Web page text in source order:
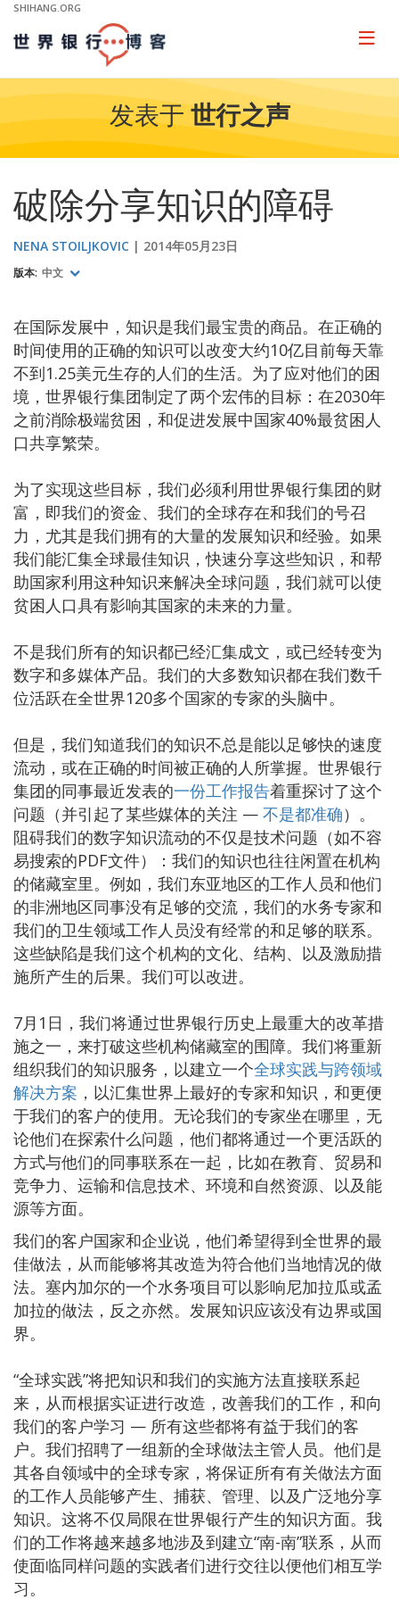
Skip
Main
Navigation
SHIHANG.ORG
Page
发表于 世行之声
破除分享知识的障碍
NENA STOILJKOVIC 2014年05月23日
版本: 中文
在国际发展中，知识是我们最宝贵的商品。在正确的
时间使用的正确的知识可以改变大约10亿目前每天靠
不到1.25美元生存的人们的生活。为了应对他们的困
境，世界银行集团制定了两个宏伟的目标：在2030年
之前消除极端贫困，和促进发展中国家40%最贫困人
口共享繁荣。
为了实现这些目标，我们必须利用世界银行集团的财
富，即我们的资金、我们的全球存在和我们的号召
力，尤其是我们拥有的大量的发展知识和经验。如果
我们能汇集全球最佳知识，快速分享这些知识，和帮
助国家利用这种知识来解决全球问题，我们就可以使
贫困人口具有影响其国家的未来的力量。
不是我们所有的知识都已经汇集成文，或已经转变为
数字和多媒体产品。我们的大多数知识都在我们数千
位活跃在全世界120多个国家的专家的头脑中。
但是，我们知道我们的知识不总是能以足够快的速度
流动，或在正确的时间被正确的人所掌握。世界银行
集团的同事最近发表的一份工作报告着重探讨了这个
问题（并引起了某些媒体的关注 — 不是都准确）。
阻碍我们的数字知识流动的不仅是技术问题（如不容
易搜索的PDF文件）：我们的知识也往往闲置在机构
的储藏室里。例如，我们东亚地区的工作人员和他们
的非洲地区同事没有足够的交流，我们的水务专家和
我们的卫生领域工作人员没有经常的和足够的联系。
这些缺陷是我们这个机构的文化、结构、以及激励措
施所产生的后果。我们可以改进。
7月1日，我们将通过世界银行历史上最重大的改革措
施之一，来打破这些机构储藏室的围障。我们将重新
组织我们的知识服务，以建立一个全球实践与跨领域
解决方案 ，以汇集世界上最好的专家和知识，和更便
于我们的客户的使用。无论我们的专家坐在哪里，无
论他们在探索什么问题，他们都将通过一个更活跃的
方式与他们的同事联系在一起，比如在教育、贸易和
竞争力、运输和信息技术、环境和自然资源、以及能
源等方面。
我们的客户国家和企业说，他们希望得到全世界的最
佳做法，从而能够将其改造为符合他们当地情况的做
法。塞内加尔的一个水务项目可以影响尼加拉瓜或孟
加拉的做法，反之亦然。发展知识应该没有边界或国
界。
“全球实践”将把知识和我们的实施方法直接联系起
来，从而根据实证进行改造，改善我们的工作，和向
我们的客户学习 — 所有这些都将有益于我们的客
户。我们招聘了一组新的全球做法主管人员。他们是
其各自领域中的全球专家，将保证所有有关做法方面
的工作人员能够产生、捕获、管理、以及广泛地分享
知识。这将不仅局限在世界银行产生的知识方面。我
们的工作将越来越多地涉及到建立“南-南”联系，从而
使面临同样问题的实践者们进行交往以便他们相互学
习。